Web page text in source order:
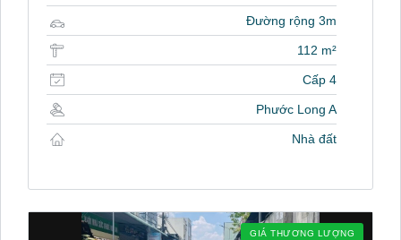
Đường rộng 3m
112 m²
Cấp 4
Phước Long A
Nhà đất
GIÁ THƯƠNG LƯỢNG